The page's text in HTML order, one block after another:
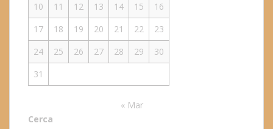
10
11 12 13 14 15
16
17
18 19 20 21 22
23
24
25 26 27 28 29
30
31
« Mar
Cerca